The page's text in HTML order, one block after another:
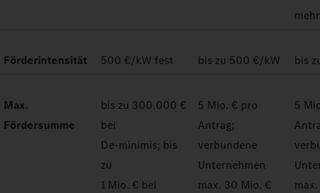
mehr
Förderintensität 500 €/kW fest bis zu 500 €/kW bis
Max.
Fördersumme
bis zu 300.000 €
bei
De-minimis; bis
zu
1 Mio. € bei
5 Mio. € pro
Antrag;
verbundene
Unternehmen
max. 30 Mio. €
5